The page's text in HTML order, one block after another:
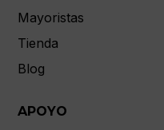
Mayoristas
Tienda
Blog
APOYO